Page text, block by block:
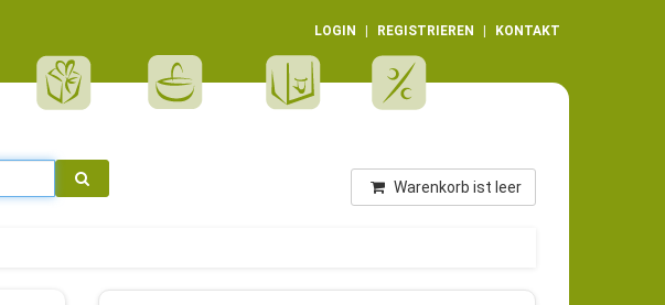
LOGIN REGISTRIEREN KONTAKT
Warenkorb ist leer